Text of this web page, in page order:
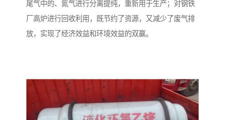
尾气中的、氮气进行分离提纯，重新用于生产；对钢铁
厂高炉进行回收利用，既节约了资源，又减少了废气排
放，实现了经济效益和环境效益的双赢。